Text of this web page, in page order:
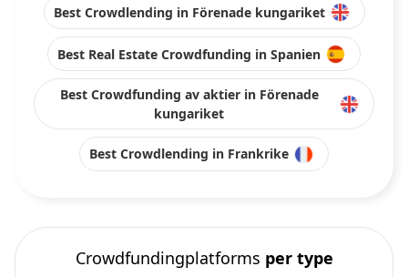
Best Crowdlending in Förenade kungariket
Best Real Estate Crowdfunding in Spanien
Best Crowdfunding av aktier in Förenade
kungariket
Best Crowdlending in Frankrike
Crowdfundingplatforms per type